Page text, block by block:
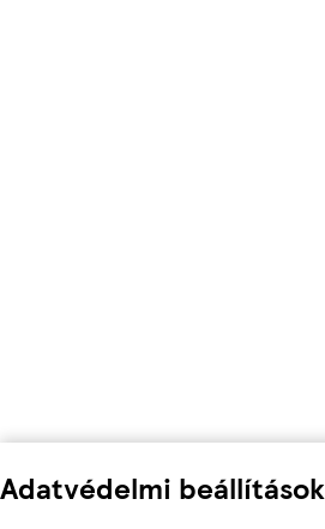
Adatvédelmi beállítások